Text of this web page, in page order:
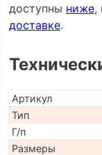
доступны ниже,
доставке.
Артикул
Тип
Г/п
Размеры